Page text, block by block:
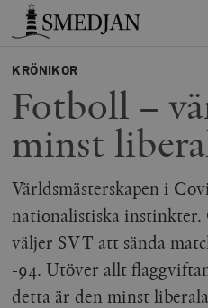
Timbro
KRÖNIKOR
Fotboll –
minst
Världsmästerskapen i
nationalistiska
väljer SVT att sända
-94. Utöver allt
detta är den minst